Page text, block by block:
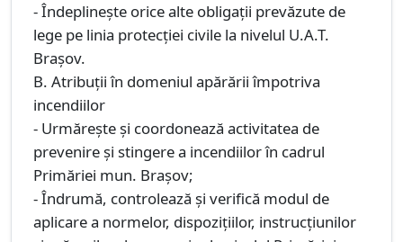
- Îndeplineşte orice alte obligaţii prevăzute de
lege pe linia protecției civile la nivelul U.A.T.
Brașov.
B. Atribuții în domeniul apărării împotriva
incendiilor
- Urmărește și coordonează activitatea de
prevenire și stingere a incendiilor în cadrul
Primăriei mun. Brașov;
- Îndrumă, controlează și verifică modul de
aplicare a normelor, dispozițiilor, instrucțiunilor